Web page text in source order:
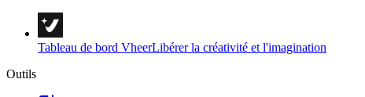
Tableau de bord VheerLibérer la créativité et l'imagination
Outils